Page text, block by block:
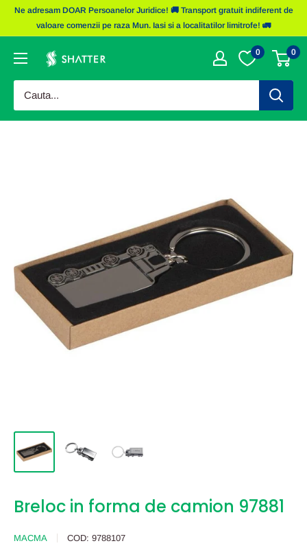
SaritiNe adresam DOAR Persoanelor Juridice! 🚚 Transport gratuit indiferent de
valoare comenzii pe raza Mun. Iasi si a localitatilor limitrofe! 🚛
Obiecte
Shatter
0 0
Breloc in forma de camion 97881
MACMA COD: 9788107